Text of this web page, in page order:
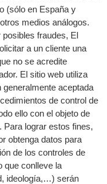
(sólo en España y
medios análogos.
fraudes, El
a un cliente una
no se acredite
El sitio web utiliza
aceptada
de control de
ello con el objeto de
Para lograr estos fines,
obtenga datos para
de los controles de
que conlleve la
ideología,…) serán